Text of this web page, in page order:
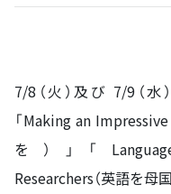
7/8（火）及び 7/9（
「Making an
を）」「
Researchers（英語を